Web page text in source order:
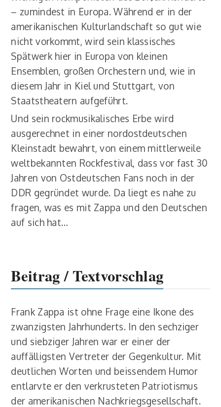
– zumindest in Europa. Während er in der
amerikanischen Kulturlandschaft so gut wie
nicht vorkommt, wird sein klassisches
Spätwerk hier in Europa von kleinen
Ensemblen, großen Orchestern und, wie in
diesem Jahr in Kiel und Stuttgart, von
Staatstheatern aufgeführt.
Und sein rockmusikalisches Erbe wird
ausgerechnet in einer nordostdeutschen
Kleinstadt bewahrt, von einem mittlerweile
weltbekannten Rockfestival, dass vor fast 30
Jahren von Ostdeutschen Fans noch in der
DDR gegründet wurde. Da liegt es nahe zu
fragen, was es mit Zappa und den Deutschen
auf sich hat…
Beitrag / Textvorschlag
Frank Zappa ist ohne Frage eine Ikone des
zwanzigsten Jahrhunderts. In den sechziger
und siebziger Jahren war er einer der
auffälligsten Vertreter der Gegenkultur. Mit
deutlichen Worten und beissendem Humor
entlarvte er den verkrusteten Patriotismus
der amerikanischen Nachkriegsgesellschaft.